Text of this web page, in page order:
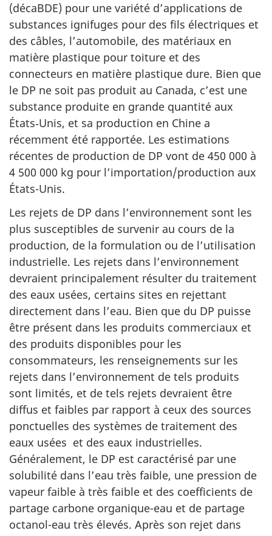
(décaBDE) pour une variété d’applications de
substances ignifuges pour des fils électriques et
des câbles, l’automobile, des matériaux en
matière plastique pour toiture et des
connecteurs en matière plastique dure. Bien que
le DP ne soit pas produit au Canada, c’est une
substance produite en grande quantité aux
États‑Unis, et sa production en Chine a
récemment été rapportée. Les estimations
récentes de production de DP vont de 450 000 à
4 500 000 kg pour l’importation/production aux
États-Unis.
Les rejets de DP dans l’environnement sont les
plus susceptibles de survenir au cours de la
production, de la formulation ou de l’utilisation
industrielle. Les rejets dans l’environnement
devraient principalement résulter du traitement
des eaux usées, certains sites en rejettant
directement dans l’eau. Bien que du DP puisse
être présent dans les produits commerciaux et
des produits disponibles pour les
consommateurs, les renseignements sur les
rejets dans l’environnement de tels produits
sont limités, et de tels rejets devraient être
diffus et faibles par rapport à ceux des sources
ponctuelles des systèmes de traitement des
eaux usées et des eaux industrielles.
Généralement, le DP est caractérisé par une
solubilité dans l’eau très faible, une pression de
vapeur faible à très faible et des coefficients de
partage carbone organique-eau et de partage
octanol-eau très élevés. Après son rejet dans